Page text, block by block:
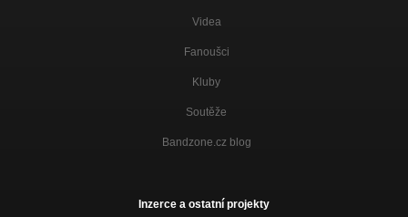
Videa
Fanoušci
Kluby
Soutěže
Bandzone.cz blog
Inzerce a ostatní projekty